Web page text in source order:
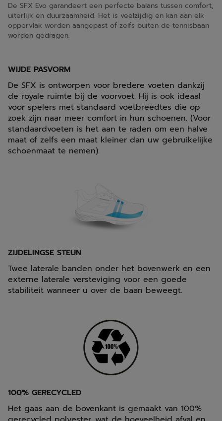
De SFX Evo garandeert een perfecte balans tussen comfort,
uiterlijk en duurzaamheid. Het is veelzijdig en kan aan elk
oppervlak worden aangepast of zelfs buiten de tennisbaan
worden gedragen.
WIJDE PASVORM
De SFX is ontworpen voor bredere voeten dankzij
de royale ruimte bij de voorvoet. Hij is ook ideaal
voor spelers met standaard voetbreedtes die op
zoek zijn naar meer comfort in hun schoenen. (Voor
standaardvoeten is het aan te raden om een halve
maat of zelfs een maat kleiner dan uw gebruikelijke
schoenmaat te nemen).
ZIJDELINGSE STEUN
Twee laterale banden onder het bovenwerk en een
externe laterale versteviging voor een goede
stabiliteit wanneer u over de baan beweegt.
100% GERECYCLED
Het gaas aan de bovenkant is gemaakt van 100%